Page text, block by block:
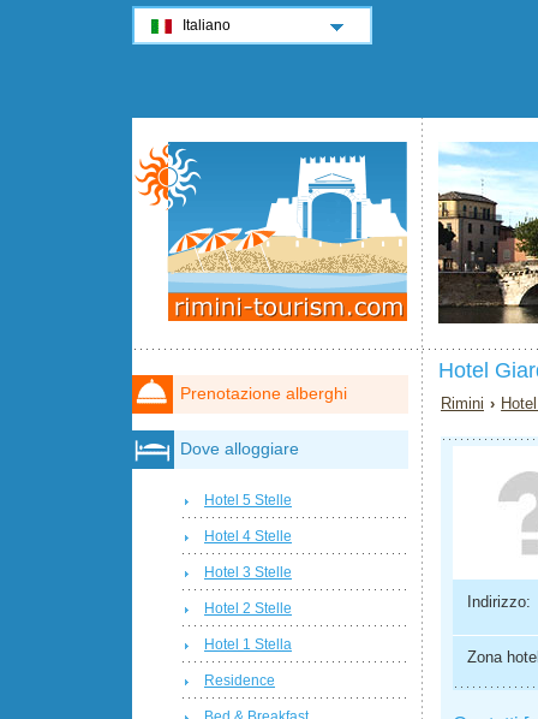
Hotel
Rimini ›
Indirizzo:
Zona
Prenotazione alberghi
Dove alloggiare
Hotel 5 Stelle
Hotel 4 Stelle
Hotel 3 Stelle
Hotel 2 Stelle
Hotel 1 Stella
Residence
Italiano